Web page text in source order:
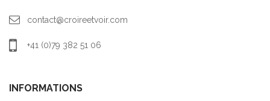
contact@croireetvoir.com
+41 (0)79 382 51 06
INFORMATIONS